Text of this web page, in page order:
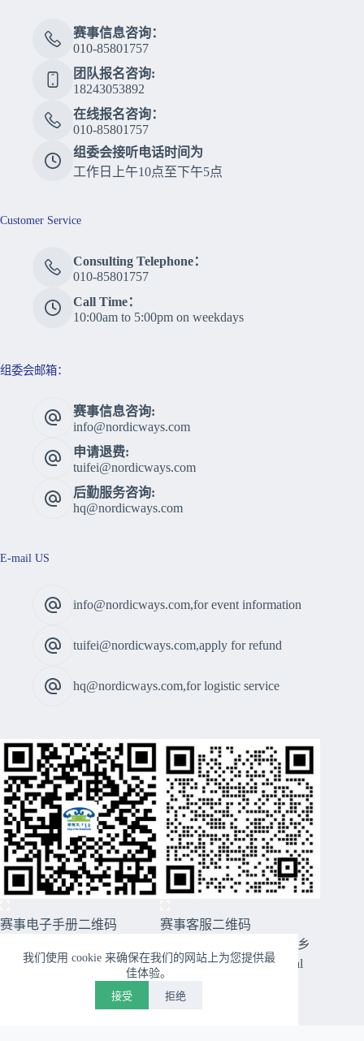
我们使用 cookie 来确保在我们的网站上为您提供最
佳体验。
接受 拒绝
赛事信息咨询：
010-85801757
团队报名咨询:
18243053892
在线报名咨询：
010-85801757
组委会接听电话时间为
工作日上午10点至下午5点
Customer Service
Consulting Telephone：
010-85801757
Call Time：
10:00am to 5:00pm on weekdays
组委会邮箱：
赛事信息咨询:
info@nordicways.com
申请退费:
tuifei@nordicways.com
后勤服务咨询:
hq@nordicways.com
E-mail US
info@nordicways.com,for event information
tuifei@nordicways.com,apply for refund
hq@nordicways.com,for logistic service
赛事电子手册二维码
赛事客服二维码
CopyRight © 2026 2026穿越西乌旗草原99号公路美丽乡
村跑暨第十届草原王挑战赛 - Nordicways. International